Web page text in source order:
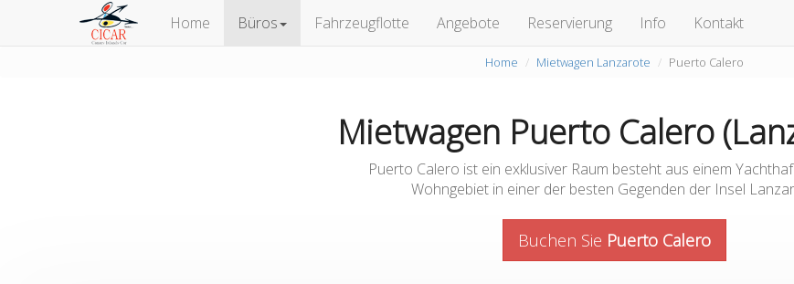
Home Büros Fahrzeugflotte Angebote Reservierung Info Kontakt
Home Mietwagen Lanzarote Puerto Calero
Mietwagen Puerto Calero
Puerto Calero ist ein exklusiver Raum besteht aus einem
Wohngebiet in einer der besten Gegenden der Insel
Buchen Sie Puerto Calero